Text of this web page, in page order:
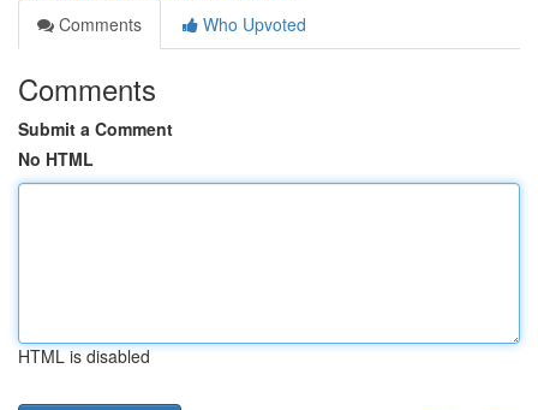
Comments
Who Upvoted
Comments
Submit a Comment
No HTML
HTML is disabled